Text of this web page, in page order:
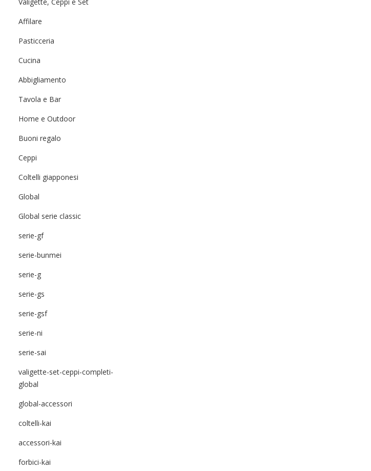
Affilare
Pasticceria
Cucina
Abbigliamento
Tavola e Bar
Home e Outdoor
Buoni regalo
Ceppi
Coltelli giapponesi
Global
Global serie classic
serie-gf
serie-bunmei
serie-g
serie-gs
serie-gsf
serie-ni
serie-sai
valigette-set-ceppi-completi-
global
global-accessori
coltelli-kai
accessori-kai
forbici-kai